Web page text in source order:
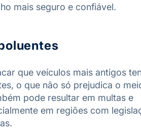
mais seguro e confiável.
que veículos mais antigos
o que não só prejudica o
pode resultar em multas e
em regiões com